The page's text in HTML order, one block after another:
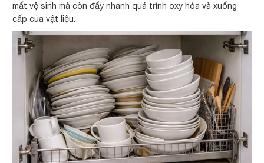
mất vệ sinh mà còn đẩy nhanh quá trình oxy hóa và xuống
cấp của vật liệu.